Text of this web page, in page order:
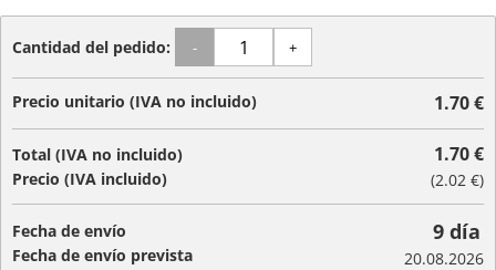
Cantidad del pedido: - +
Precio unitario (IVA no incluido) 1.70 €
Total (IVA no incluido)
Precio (IVA incluido)
1.70 €
(2.02 €)
Fecha de envío
Fecha de envío prevista
9 día
20.08.2026